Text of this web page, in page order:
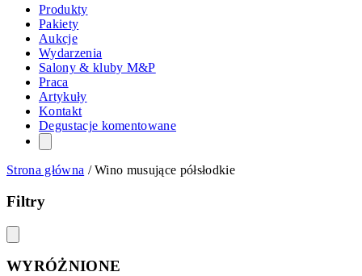
Produkty
Pakiety
Aukcje
Wydarzenia
Salony & kluby M&P
Praca
Artykuły
Kontakt
Degustacje komentowane
Strona główna /Wino musujące półsłodkie
Filtry
WYRÓŻNIONE